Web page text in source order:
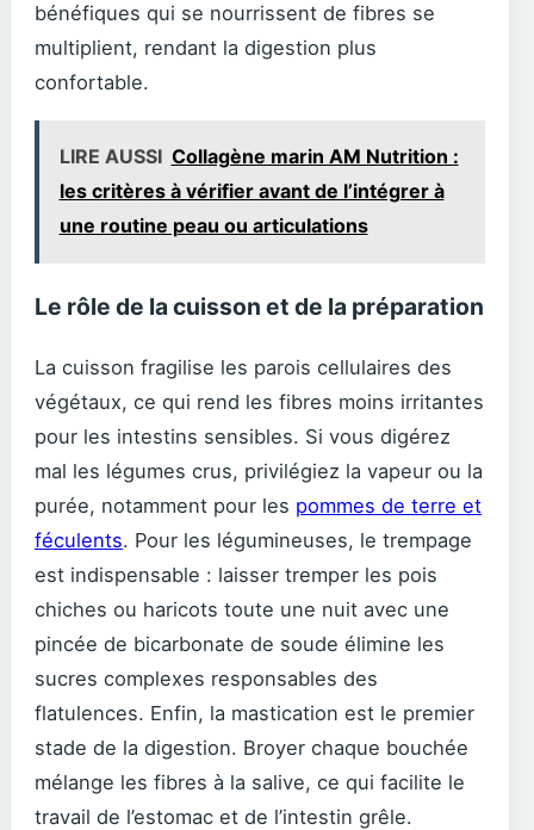
bénéfiques qui se nourrissent de fibres se
multiplient, rendant la digestion plus
confortable.
LIRE AUSSI Collagène marin AM Nutrition :
les critères à vérifier avant de l’intégrer à
une routine peau ou articulations
Le rôle de la cuisson et de la préparation
La cuisson fragilise les parois cellulaires des
végétaux, ce qui rend les fibres moins irritantes
pour les intestins sensibles. Si vous digérez
mal les légumes crus, privilégiez la vapeur ou la
purée, notamment pour les pommes de terre et
féculents. Pour les légumineuses, le trempage
est indispensable : laisser tremper les pois
chiches ou haricots toute une nuit avec une
pincée de bicarbonate de soude élimine les
sucres complexes responsables des
flatulences. Enfin, la mastication est le premier
stade de la digestion. Broyer chaque bouchée
mélange les fibres à la salive, ce qui facilite le
travail de l’estomac et de l’intestin grêle.